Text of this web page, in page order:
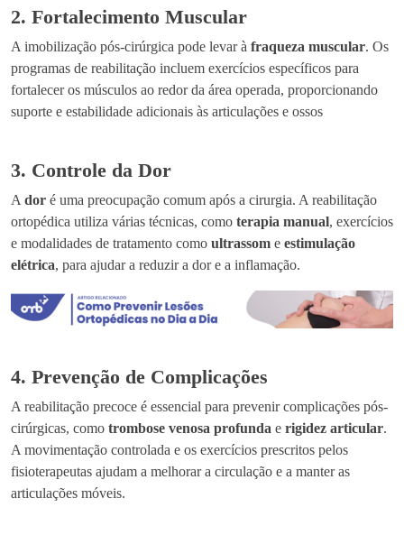
2. Fortalecimento Muscular
A imobilização pós-cirúrgica pode levar à fraqueza muscular. Os
programas de reabilitação incluem exercícios específicos para
fortalecer os músculos ao redor da área operada, proporcionando
suporte e estabilidade adicionais às articulações e ossos
3. Controle da Dor
A dor é uma preocupação comum após a cirurgia. A reabilitação
ortopédica utiliza várias técnicas, como terapia manual, exercícios
e modalidades de tratamento como ultrassom e estimulação
elétrica, para ajudar a reduzir a dor e a inflamação.
4. Prevenção de Complicações
A reabilitação precoce é essencial para prevenir complicações pós-
cirúrgicas, como trombose venosa profunda e rigidez articular.
A movimentação controlada e os exercícios prescritos pelos
fisioterapeutas ajudam a melhorar a circulação e a manter as
articulações móveis.